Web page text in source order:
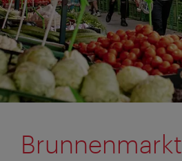
Brunnenmarkt